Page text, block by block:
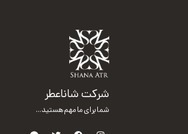
شرکت شاناعطر
شما برای ما مهم هستید...